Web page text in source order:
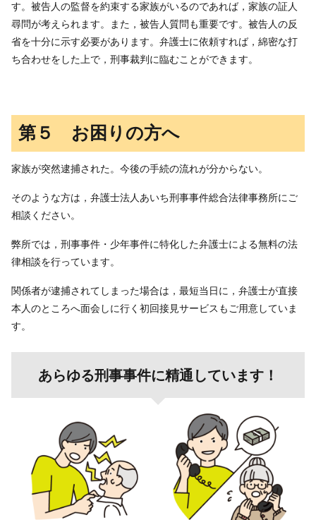
す。被告人の監督を約束する家族がいるのであれば，家族の証人
尋問が考えられます。また，被告人質問も重要です。被告人の反
省を十分に示す必要があります。弁護士に依頼すれば，綿密な打
ち合わせをした上で，刑事裁判に臨むことができます。
第５ お困りの方へ
家族が突然逮捕された。今後の手続の流れが分からない。
そのような方は，弁護士法人あいち刑事事件総合法律事務所にご
相談ください。
弊所では，刑事事件・少年事件に特化した弁護士による無料の法
律相談を行っています。
関係者が逮捕されてしまった場合は，最短当日に，弁護士が直接
本人のところへ面会しに行く初回接見サービスもご用意していま
す。
あらゆる刑事事件に精通しています！